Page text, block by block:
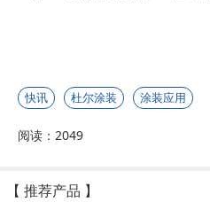
快讯 杜尔涂装 涂装应用
阅读：2049
【 推荐产品 】